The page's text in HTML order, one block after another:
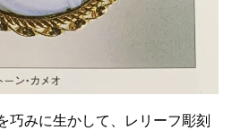
巧みに生かして、レリーフ彫刻